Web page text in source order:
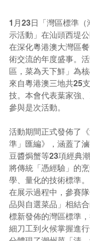
1月23日「灣區標準（
示活動」在汕頭西堤
在深化粵港澳大灣區
術交流的年度盛事。
區，菜為天下鮮」為
來自粵港澳三地共25
技。本會代表葉家強
參與是次活動。
活動期間正式發佈了
準」匯編》，涵蓋了
豆醬焗蟹等23項經典
將傳統「憑經驗」的
學、量化的技術標準。
在展示過程中，參賽
品與自選菜品」相結
標新發佈的灣區標準
細刀工到火候掌握進